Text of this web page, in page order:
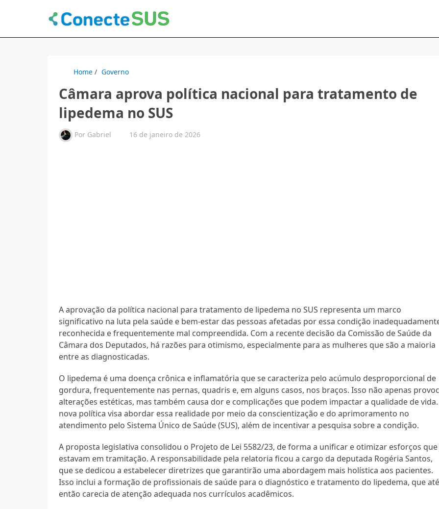
Home / Governo
Câmara aprova política nacional para tratamento de
lipedema no SUS
Por Gabriel 16 de janeiro de 2026
A aprovação da política nacional para tratamento de lipedema no SUS representa um marco
significativo na luta pela saúde e bem-estar das pessoas afetadas por essa condição
reconhecida e frequentemente mal compreendida. Com a recente decisão da Comissão de Saúde da
Câmara dos Deputados, há razões para otimismo, especialmente para as mulheres que são a maioria
entre as diagnosticadas.
O lipedema é uma doença crônica e inflamatória que se caracteriza pelo acúmulo desproporcional de
gordura, frequentemente nas pernas, quadris e, em alguns casos, nos braços. Isso não apenas
alterações estéticas, mas também causa dor e complicações que podem impactar a qualidade de vida.
nova política visa abordar essa realidade por meio da conscientização e do aprimoramento no
atendimento pelo Sistema Único de Saúde (SUS), além de incentivar a pesquisa sobre a condição.
A proposta legislativa consolidou o Projeto de Lei 5582/23, de forma a unificar e otimizar esforços que
estavam em tramitação. A responsabilidade pela relatoria ficou a cargo da deputada Rogéria Santos,
que se dedicou a estabelecer diretrizes que garantirão uma abordagem mais holística aos pacientes.
Isso inclui a formação de profissionais de saúde para o diagnóstico e tratamento do lipedema, que até
então carecia de atenção adequada nos currículos acadêmicos.